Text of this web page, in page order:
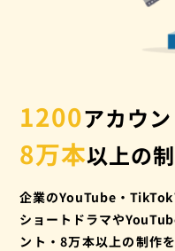
1200アカウン
8万本以上の
企業のYouTube・TikTok
ショートドラマや
ント・8万本以上の制作